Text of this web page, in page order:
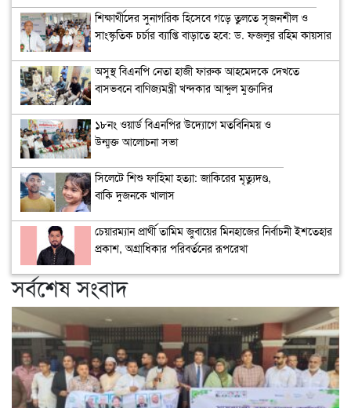
শিক্ষার্থীদের সুনাগরিক হিসেবে গড়ে তুলতে সৃজনশীল ও
সাংস্কৃতিক চর্চার ব্যাপ্তি বাড়াতে হবে: ড. ফজলুর রহিম কায়সার
অসুস্থ বিএনপি নেতা হাজী ফারুক আহমেদকে দেখতে
বাসভবনে বাণিজ্যমন্ত্রী খন্দকার আব্দুল মুক্তাদির
১৮নং ওয়ার্ড বিএনপির উদ্যোগে মতবিনিময় ও
উন্মুক্ত আলোচনা সভা
সিলেটে শিশু ফাহিমা হত্যা: জাকিরের মৃত্যুদণ্ড,
বাকি দুজনকে খালাস
চেয়ারম্যান প্রার্থী তামিম জুবায়ের মিনহাজের নির্বাচনী ইশতেহার
প্রকাশ, অগ্রাধিকার পরিবর্তনের রূপরেখা
সর্বশেষ সংবাদ